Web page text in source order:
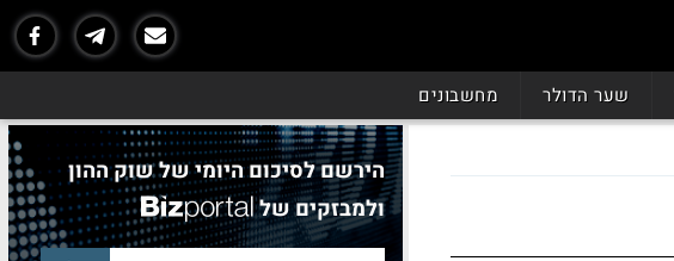
שער הדולר מחשבונים
הירשם לסיכום היומי של שוק ההון
ולמבזקים של